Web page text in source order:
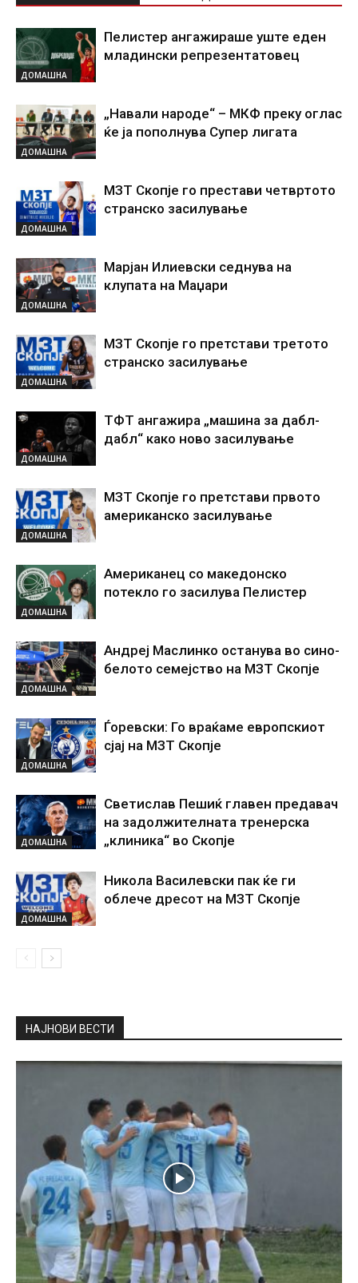
ДОМАШНА
Пелистер ангажираше уште еден
младински репрезентатовец
ДОМАШНА
„Навали народе“ – МКФ преку оглас
ќе ја пополнува Супер лигата
ДОМАШНА
МЗТ Скопје го престави четвртото
странско засилување
ДОМАШНА
Марјан Илиевски седнува на
клупата на Маџари
ДОМАШНА
МЗТ Скопје го претстави третото
странско засилување
ДОМАШНА
ТФТ ангажира „машина за дабл-
дабл“ како ново засилување
ДОМАШНА
МЗТ Скопје го претстави првото
американско засилување
ДОМАШНА
Американец со македонско
потекло го засилува Пелистер
ДОМАШНА
Андреј Маслинко останува во сино-
белото семејство на МЗТ Скопје
ДОМАШНА
Ѓоревски: Го враќаме европскиот
сјај на МЗТ Скопје
ДОМАШНА
Светислав Пешиќ главен предавач
на задолжителната тренерска
„клиника“ во Скопје
ДОМАШНА
Никола Василевски пак ќе ги
облече дресот на МЗТ Скопје
НАЈНОВИ ВЕСТИ